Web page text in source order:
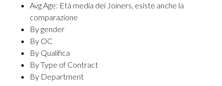
Avg Age: Età media dei Joiners, esiste anche la
comparazione
By gender
By OC
By Qualifica
By Type of Contract
By Department